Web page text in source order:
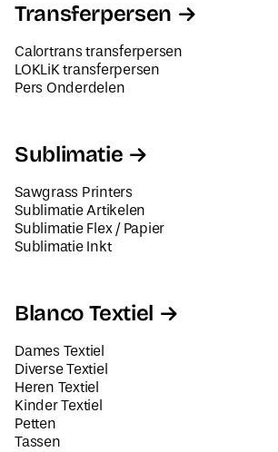
Transferpersen
Calortrans transferpersen
LOKLiK transferpersen
Pers Onderdelen
Sublimatie
Sawgrass Printers
Sublimatie Artikelen
Sublimatie Flex / Papier
Sublimatie Inkt
Blanco Textiel
Dames Textiel
Diverse Textiel
Heren Textiel
Kinder Textiel
Petten
Tassen